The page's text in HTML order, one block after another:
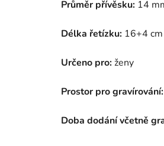
Průměr přívěsku: 14
Délka řetízku: 16+4 cm
Určeno pro:ženy
Prostor pro gravírování:
Doba dodání včetně